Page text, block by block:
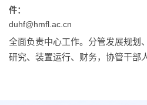
件：
duhf@hmfl.ac.cn
全面负责中心工作。分管发展规划
研究、装置运行、财务，协管干部